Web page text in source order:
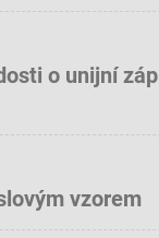
o unijní
vzorem